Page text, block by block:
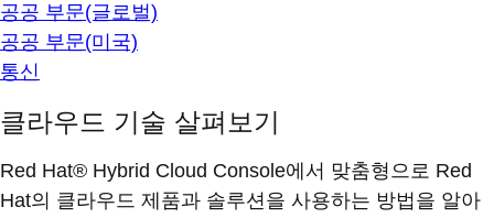
공공 부문(글로벌)
공공 부문(미국)
통신
클라우드 기술 살펴보기
Red Hat® Hybrid Cloud Console에서 맞춤형으로 Red
Hat의 클라우드 제품과 솔루션을 사용하는 방법을 알아